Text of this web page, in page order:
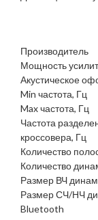
Производитель
Мощность
Акустическое
Min частота, Гц
Max частота, Гц
Частота
кроссовера, Гц
Количество
Количество
Размер ВЧ
Размер СЧ/НЧ
Bluetooth